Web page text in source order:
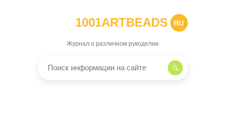
1001ARTBEADS RU
Журнал о различном рукоделии